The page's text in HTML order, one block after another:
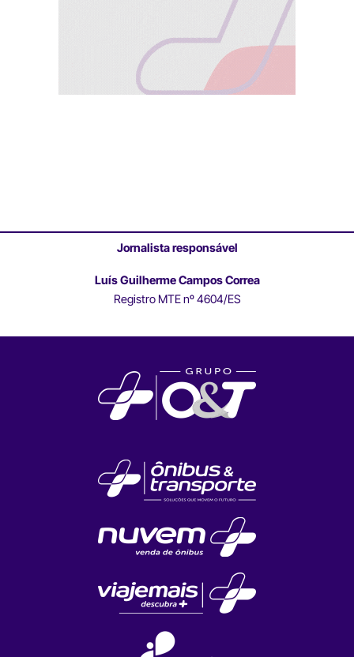
Jornalista responsável
Luís Guilherme Campos Correa
Registro MTE nº 4604/ES